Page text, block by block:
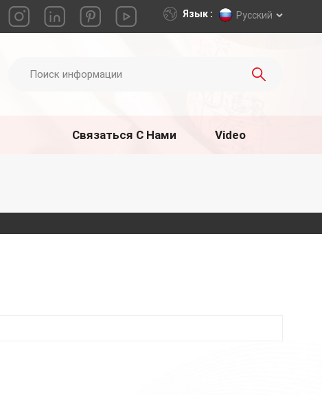
Язык : Русский
Связаться С Нами Video